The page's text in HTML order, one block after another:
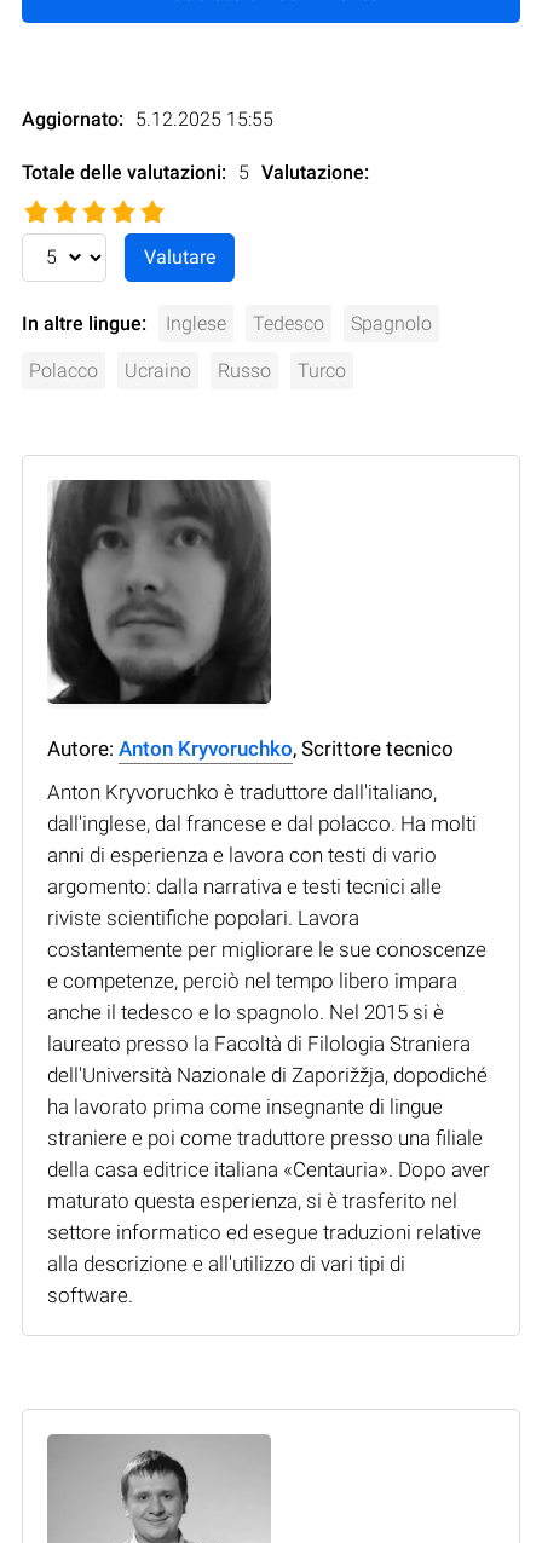
Aggiornato: 5.12.2025 15:55
Totale delle valutazioni: 5 Valutazione:
In altre lingue: Inglese Tedesco Spagnolo
Polacco Ucraino Russo Turco
Autore: Anton Kryvoruchko, Scrittore tecnico
Anton Kryvoruchko è traduttore dall'italiano,
dall'inglese, dal francese e dal polacco. Ha molti
anni di esperienza e lavora con testi di vario
argomento: dalla narrativa e testi tecnici alle
riviste scientifiche popolari. Lavora
costantemente per migliorare le sue conoscenze
e competenze, perciò nel tempo libero impara
anche il tedesco e lo spagnolo. Nel 2015 si è
laureato presso la Facoltà di Filologia Straniera
dell'Università Nazionale di Zaporižžja, dopodiché
ha lavorato prima come insegnante di lingue
straniere e poi come traduttore presso una filiale
della casa editrice italiana «Centauria». Dopo aver
maturato questa esperienza, si è trasferito nel
settore informatico ed esegue traduzioni relative
alla descrizione e all'utilizzo di vari tipi di
software.